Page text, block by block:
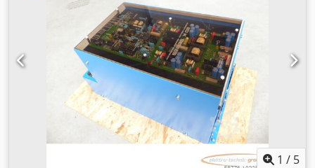
1 / 5